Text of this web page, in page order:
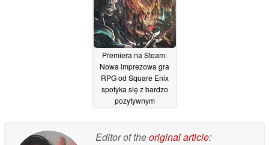
Premiera na Steam:
Nowa imprezowa gra
RPG od Square Enix
spotyka się z bardzo
pozytywnym
Editor of theoriginal article: